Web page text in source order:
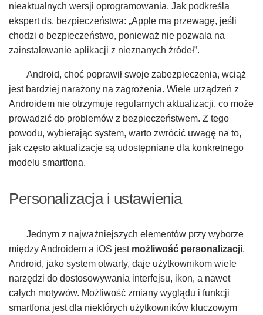
nieaktualnych wersji oprogramowania. Jak podkreśla
ekspert ds. bezpieczeństwa: „Apple ma przewagę, jeśli
chodzi o bezpieczeństwo, ponieważ nie pozwala na
zainstalowanie aplikacji z nieznanych źródeł”.
Android, choć poprawił swoje zabezpieczenia, wciąż
jest bardziej narażony na zagrożenia. Wiele urządzeń z
Androidem nie otrzymuje regularnych aktualizacji, co może
prowadzić do problemów z bezpieczeństwem. Z tego
powodu, wybierając system, warto zwrócić uwagę na to,
jak często aktualizacje są udostępniane dla konkretnego
modelu smartfona.
Personalizacja i ustawienia
Jednym z najważniejszych elementów przy wyborze
między Androidem a iOS jest możliwość personalizacji.
Android, jako system otwarty, daje użytkownikom wiele
narzędzi do dostosowywania interfejsu, ikon, a nawet
całych motywów. Możliwość zmiany wyglądu i funkcji
smartfona jest dla niektórych użytkowników kluczowym